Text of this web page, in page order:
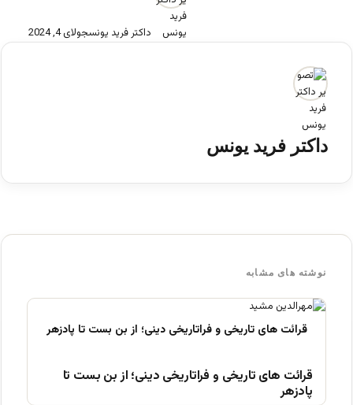
داکتر فرید یونسجولای 4, 2024
داکتر فرید یونس
نوشته های مشابه
قرائت های تاریخی و فراتاریخی دینی؛ از بن بست تا
پادزهر